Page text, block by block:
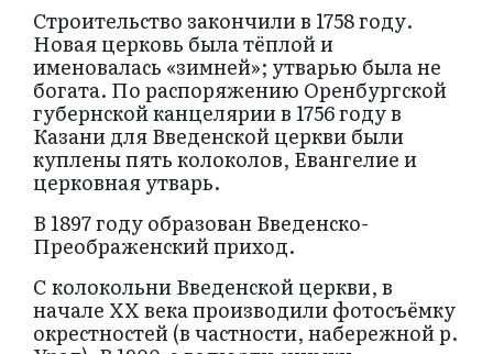
Строительство закончили в 1758 году.
Новая церковь была тёплой и
именовалась «зимней»; утварью была не
богата. По распоряжению Оренбургской
губернской канцелярии в 1756 году в
Казани для Введенской церкви были
куплены пять колоколов, Евангелие и
церковная утварь.
В 1897 году образован Введенско-
Преображенский приход.
С колокольни Введенской церкви, в
начале ХХ века производили фотосъёмку
окрестностей (в частности, набережной р.